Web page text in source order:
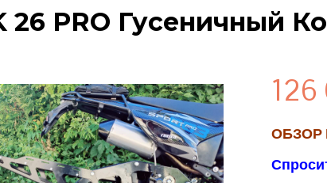
26 PRO Гусеничный
ОБЗОР